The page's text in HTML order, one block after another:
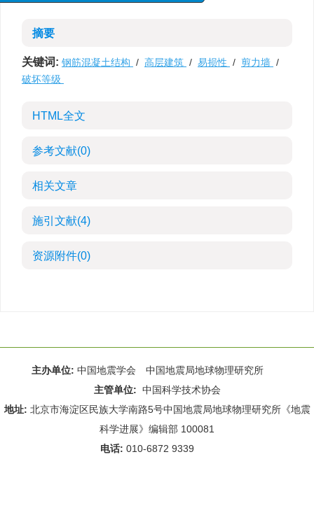
摘要
关键词: 钢筋混凝土结构 / 高层建筑 / 易损性 / 剪力墙 /
破坏等级
HTML全文
参考文献(0)
相关文章
施引文献(4)
资源附件(0)
主办单位: 中国地震学会 中国地震局地球物理研究所
主管单位: 中国科学技术协会
地址: 北京市海淀区民族大学南路5号中国地震局地球物理研究所《地震
科学进展》编辑部 100081
电话: 010-6872 9339